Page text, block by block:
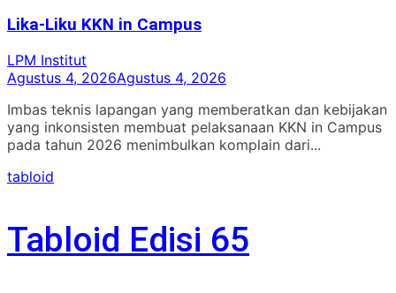
Lika-Liku KKN in Campus
LPM Institut
Agustus 4, 2026Agustus 4, 2026
Imbas teknis lapangan yang memberatkan dan kebijakan
yang inkonsisten membuat pelaksanaan KKN in Campus
pada tahun 2026 menimbulkan komplain dari...
tabloid
Tabloid Edisi 65